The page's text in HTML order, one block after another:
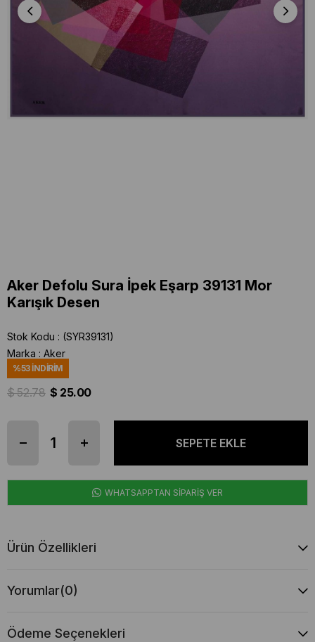
Aker Defolu Sura İpek Eşarp 39131 Mor
Karışık Desen
Stok Kodu
(SYR39131)
Marka : Aker
%53İNDIRIM
$ 52.78 $ 25.00
WHATSAPPTAN SİPARİŞ VER
Ürün Özellikleri
Yorumlar(0)
Ödeme Seçenekleri